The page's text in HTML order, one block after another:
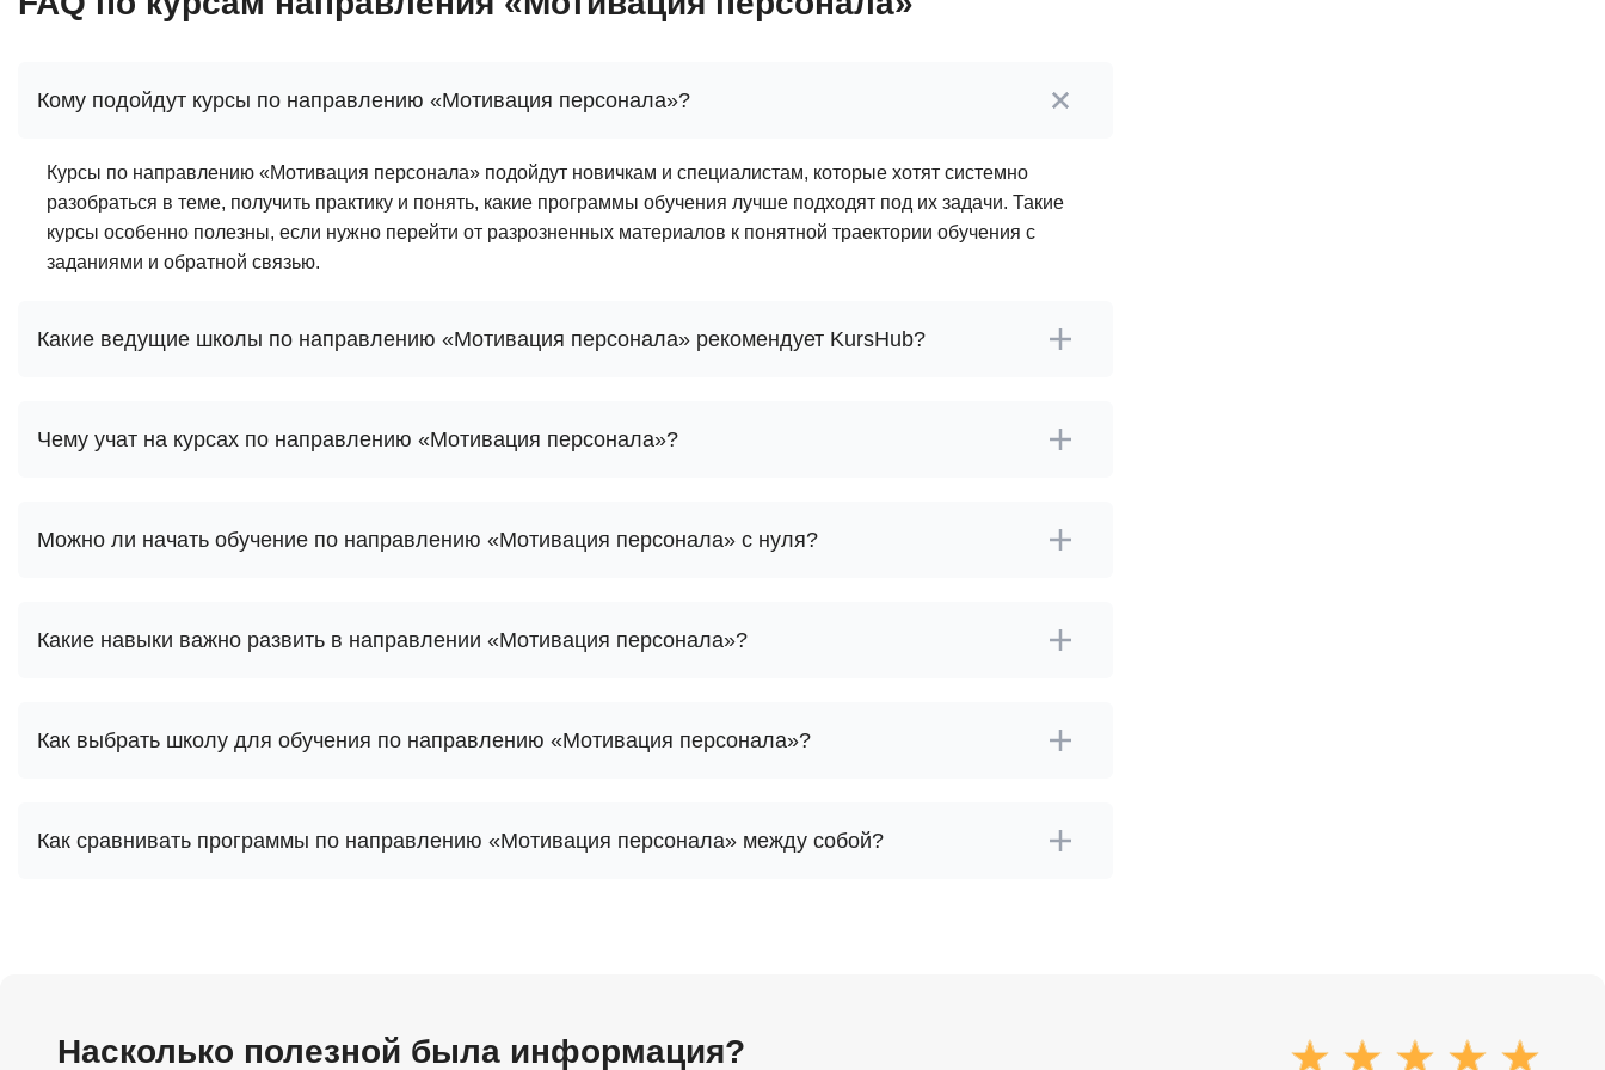
Кому подойдут курсы по направлению «Мотивация персонала»?
Курсы по направлению «Мотивация персонала» подойдут новичкам и специалистам, которые хотят системно
разобраться в теме, получить практику и понять, какие программы обучения лучше подходят под их задачи. Такие
курсы особенно полезны, если нужно перейти от разрозненных материалов к понятной траектории обучения с
заданиями и обратной связью.
Какие ведущие школы по направлению «Мотивация персонала» рекомендует KursHub?
Чему учат на курсах по направлению «Мотивация персонала»?
Можно ли начать обучение по направлению «Мотивация персонала» с нуля?
Какие навыки важно развить в направлении «Мотивация персонала»?
Как выбрать школу для обучения по направлению «Мотивация персонала»?
Как сравнивать программы по направлению «Мотивация персонала» между собой?
Насколько полезной была информация?